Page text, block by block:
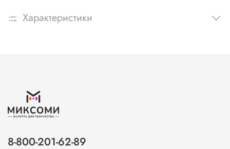
Характеристики
8-800-201-62-89